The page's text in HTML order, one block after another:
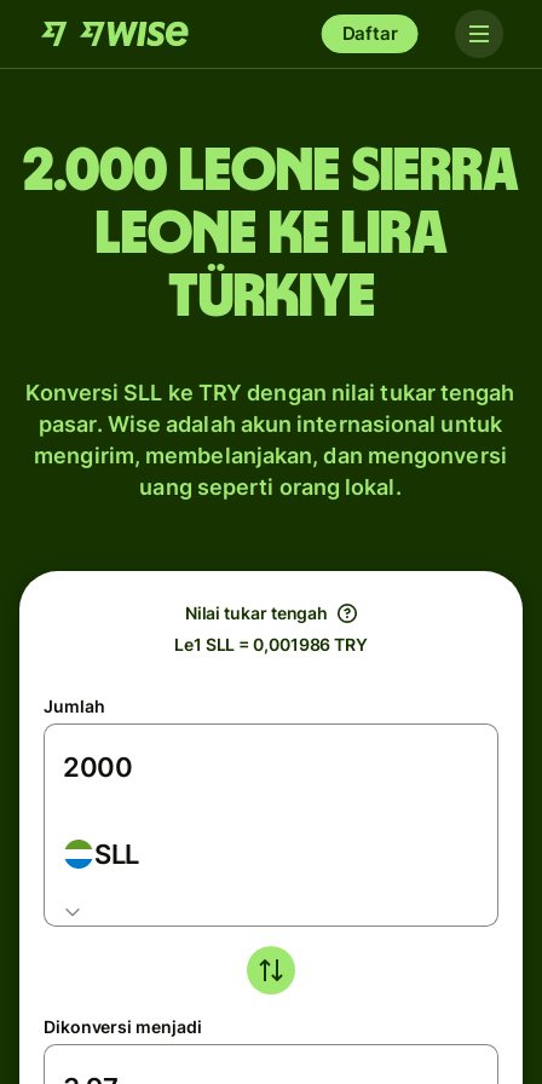
Daftar
2.000 leone Sierra
Leone ke lira
Türkiye
Konversi SLL ke TRY dengan nilai tukar tengah
pasar. Wise adalah akun internasional untuk
mengirim, membelanjakan, dan mengonversi
uang seperti orang lokal.
Nilai tukar tengah
Le1 SLL = 0,001986 TRY
Jumlah
SLL
Dikonversi menjadi